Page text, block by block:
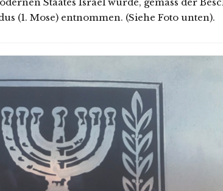
Staates Israel wurde, gemäss der
(1. Mose) entnommen. (Siehe Foto unten).